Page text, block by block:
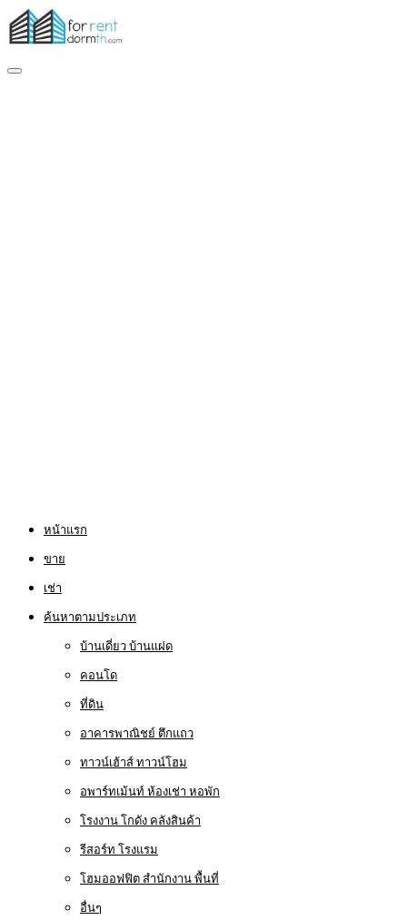
หน้าแรก
ขาย
เช่า
ค้นหาตามประเภท
บ้านเดี่ยว บ้านแฝด
คอนโด
ที่ดิน
อาคารพาณิชย์ ตึกแถว
ทาวน์เฮ้าส์ ทาวน์โฮม
อพาร์ทเม้นท์ ห้องเช่า หอพัก
โรงงาน โกดัง คลังสินค้า
รีสอร์ท โรงแรม
โฮมออฟฟิต สำนักงาน พื้นที่
อื่นๆ